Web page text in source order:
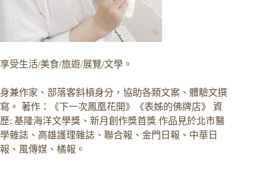
享受生活/美食/旅遊/展覽/文學。
身兼作家、部落客斜槓身分，協助各類文案、體驗文撰
寫。 著作：《下一次鳳凰花開》《表姊的佛牌店》 資
歷: 基隆海洋文學獎、新月創作獎首獎 作品見於北市醫
學雜誌、高雄護理雜誌、聯合報、金門日報、中華日
報、風傳媒、橘報。